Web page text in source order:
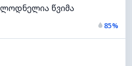
წვიმა
85%